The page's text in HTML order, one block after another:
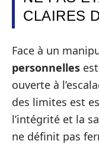
CLAIRES
Face à un
personnelles
ouverte à
des limites est
l’intégrité et la
ne définit pas